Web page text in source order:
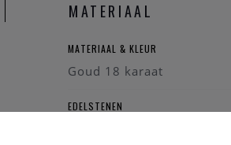
MATERIAAL
MATERIAAL & KLEUR
Goud 18 karaat
EDELSTENEN